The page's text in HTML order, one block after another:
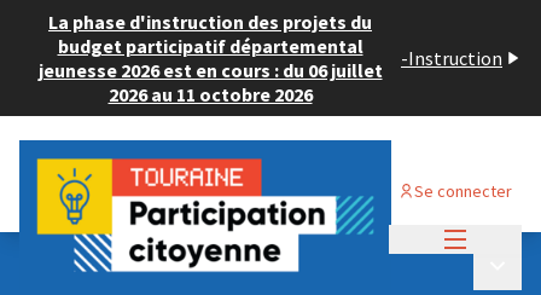
La phase d'instruction des projets du
budget participatif départemental
jeunesse 2026 est en cours : du 06 juillet
2026 au 11 octobre 2026
-Instruction
Se connecter
Budget Participatif JEUNESSE 2024
💡 Consulter les projets déposés